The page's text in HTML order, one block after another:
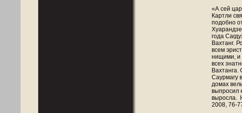
«А сей
Картли
подобно
года
Вахтанг.
всем
нищими, и
всех
Вахтанга.
Саурмагу
домах
выпросил
выросла.
2008, 76-